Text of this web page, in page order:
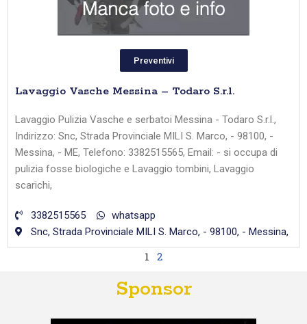
Preventivi
Lavaggio Vasche Messina – Todaro S.r.l.
Lavaggio Pulizia Vasche e serbatoi Messina - Todaro S.r.l.,
Indirizzo: Snc, Strada Provinciale MILI S. Marco, - 98100, -
Messina, - ME, Telefono: 3382515565, Email: - si occupa di
pulizia fosse biologiche e Lavaggio tombini, Lavaggio
scarichi,
3382515565
whatsapp
Snc, Strada Provinciale MILI S. Marco, - 98100, - Messina,
1 2
Sponsor